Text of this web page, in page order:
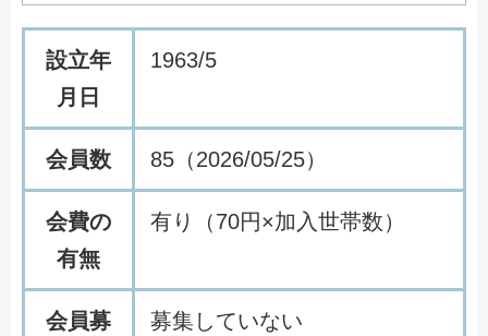
設立年
月日
1963/5
会員数 85（2026/05/25）
会費の
有無
有り（70円×加入世帯数）
会員募
募集していない